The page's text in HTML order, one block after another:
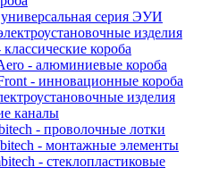
серия ЭУИ
изделия
короба
- алюминиевые короба
- инновационные короба
изделия
каналы
- проволочные лотки
- монтажные элементы
- стеклопластиковые